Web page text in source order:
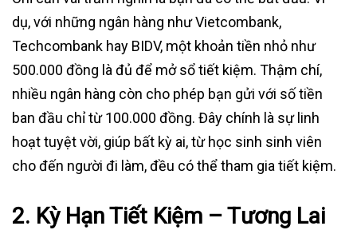
dụ, với những ngân hàng như Vietcombank,
Techcombank hay BIDV, một khoản tiền nhỏ như
500.000 đồng là đủ để mở sổ tiết kiệm. Thậm chí,
nhiều ngân hàng còn cho phép bạn gửi với số tiền
ban đầu chỉ từ 100.000 đồng. Đây chính là sự linh
hoạt tuyệt vời, giúp bất kỳ ai, từ học sinh sinh viên
cho đến người đi làm, đều có thể tham gia tiết kiệm.
2. Kỳ Hạn Tiết Kiệm – Tương Lai